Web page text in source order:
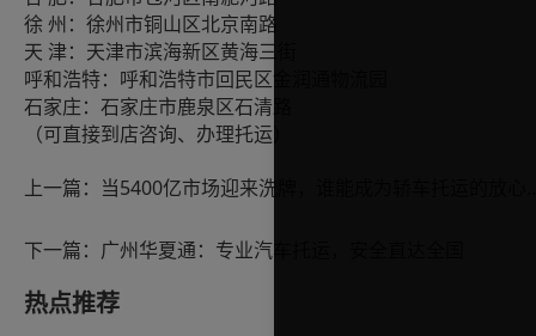
徐 州：徐州市铜山区北京南路
天 津：天津市滨海新区黄海三街
呼和浩特：呼和浩特市回民区金润通物流园
石家庄：石家庄市鹿泉区石清路
（可直接到店咨询、办理托运）
上一篇：
下一篇： 广州华夏通：专业汽车托运，安全直达全国
热点推荐